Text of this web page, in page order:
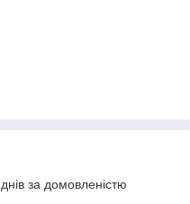
за домовленістю